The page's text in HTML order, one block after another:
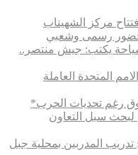
مركز الشهيناب
حضور رسمى وشعبي
يكتب: جيش منتصر..
المتحدة العاملة
رغم تحديات الحرب*
لبحث سبل التعاون
تدريب المدربين بمحلية جبل